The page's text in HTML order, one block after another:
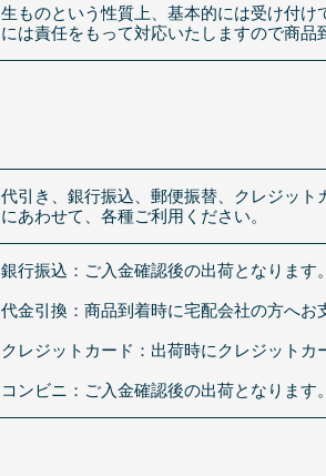
生ものという性質上、基本的には受け付
には責任をもって対応いたしますので商品
代引き、銀行振込、郵便振替、クレジッ
にあわせて、各種ご利用ください。
銀行振込：ご入金確認後の出荷となります。
代金引換：商品到着時に宅配会社の方へお
クレジットカード：出荷時にクレジットカ
コンビニ：ご入金確認後の出荷となります。